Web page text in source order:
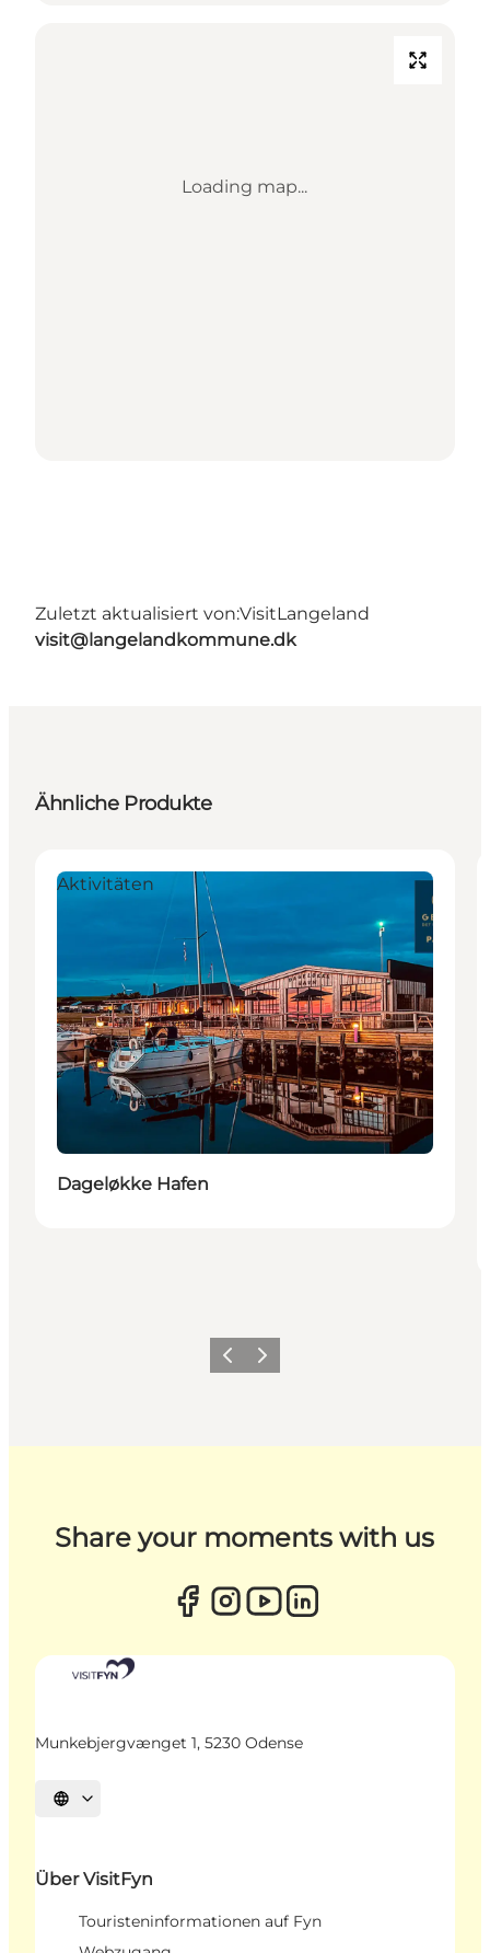
Loading map...
Zuletzt aktualisiert von:VisitLangeland
visit@langelandkommune.dk
Ähnliche Produkte
Aktivitäten
Dageløkke Hafen
ZurückWeiter
Share your moments with us
Munkebjergvænget 1, 5230 Odense
Sprache auswählen
Über VisitFyn
Touristeninformationen auf Fyn